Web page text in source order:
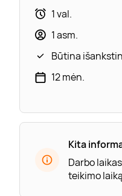
1 val.
1 asm.
Būtina
12 mėn.
Kita
Darbo
teikimo